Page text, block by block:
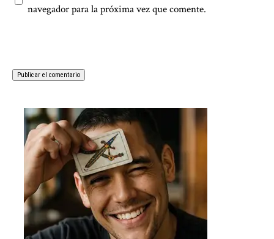
navegador para la próxima vez que comente.